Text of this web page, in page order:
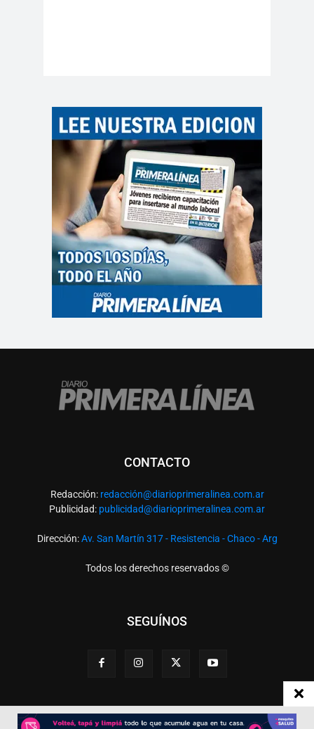
CONTACTO
Redacción: redacción@diarioprimeralinea.com.ar
Publicidad: publicidad@diarioprimeralinea.com.ar
Dirección:Av. San Martín 317 - Resistencia - Chaco - Arg
Todos los derechos reservados ©
SEGUÍNOS